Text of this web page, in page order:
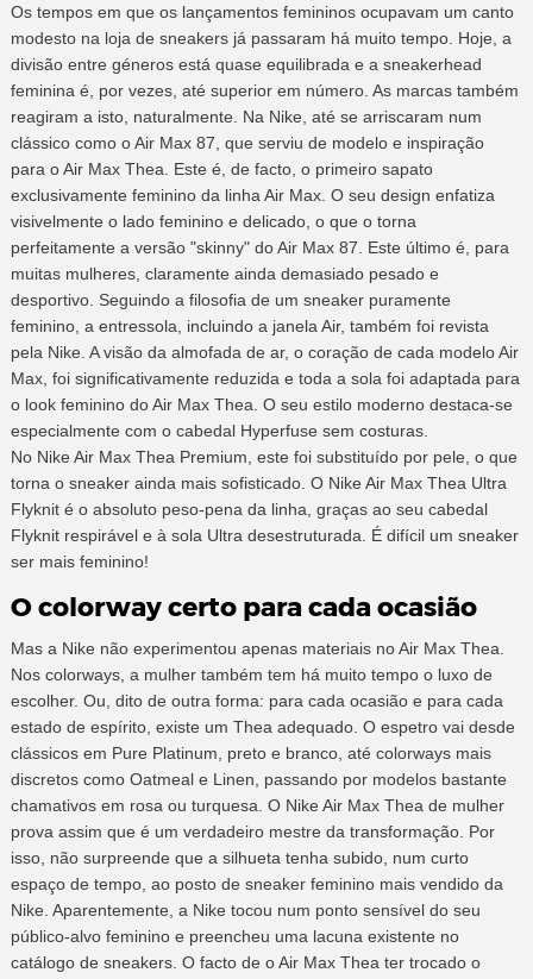
Os tempos em que os lançamentos femininos ocupavam um canto
modesto na loja de sneakers já passaram há muito tempo. Hoje, a
divisão entre géneros está quase equilibrada e a sneakerhead
feminina é, por vezes, até superior em número. As marcas também
reagiram a isto, naturalmente. Na Nike, até se arriscaram num
clássico como o Air Max 87, que serviu de modelo e inspiração
para o Air Max Thea. Este é, de facto, o primeiro sapato
exclusivamente feminino da linha Air Max. O seu design enfatiza
visivelmente o lado feminino e delicado, o que o torna
perfeitamente a versão "skinny" do Air Max 87. Este último é, para
muitas mulheres, claramente ainda demasiado pesado e
desportivo. Seguindo a filosofia de um sneaker puramente
feminino, a entressola, incluindo a janela Air, também foi revista
pela Nike. A visão da almofada de ar, o coração de cada modelo Air
Max, foi significativamente reduzida e toda a sola foi adaptada para
o look feminino do Air Max Thea. O seu estilo moderno destaca-se
especialmente com o cabedal Hyperfuse sem costuras.
No Nike Air Max Thea Premium, este foi substituído por pele, o que
torna o sneaker ainda mais sofisticado. O Nike Air Max Thea Ultra
Flyknit é o absoluto peso-pena da linha, graças ao seu cabedal
Flyknit respirável e à sola Ultra desestruturada. É difícil um sneaker
ser mais feminino!
O colorway certo para cada ocasião
Mas a Nike não experimentou apenas materiais no Air Max Thea.
Nos colorways, a mulher também tem há muito tempo o luxo de
escolher. Ou, dito de outra forma: para cada ocasião e para cada
estado de espírito, existe um Thea adequado. O espetro vai desde
clássicos em Pure Platinum, preto e branco, até colorways mais
discretos como Oatmeal e Linen, passando por modelos bastante
chamativos em rosa ou turquesa. O Nike Air Max Thea de mulher
prova assim que é um verdadeiro mestre da transformação. Por
isso, não surpreende que a silhueta tenha subido, num curto
espaço de tempo, ao posto de sneaker feminino mais vendido da
Nike. Aparentemente, a Nike tocou num ponto sensível do seu
público-alvo feminino e preencheu uma lacuna existente no
catálogo de sneakers. O facto de o Air Max Thea ter trocado o